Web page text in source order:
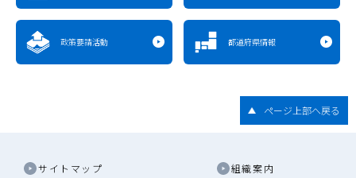
政策要請活動 都道府県情報
ページ上部へ戻る
サイトマップ 組織案内